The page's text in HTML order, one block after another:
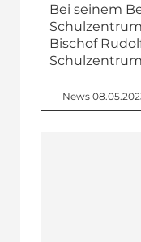
Bei seinem
Bischof
News